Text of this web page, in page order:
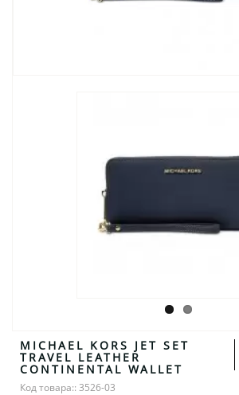
MICHAEL KORS JET SET
TRAVEL LEATHER
CONTINENTAL WALLET
Код товара:: 3526-03